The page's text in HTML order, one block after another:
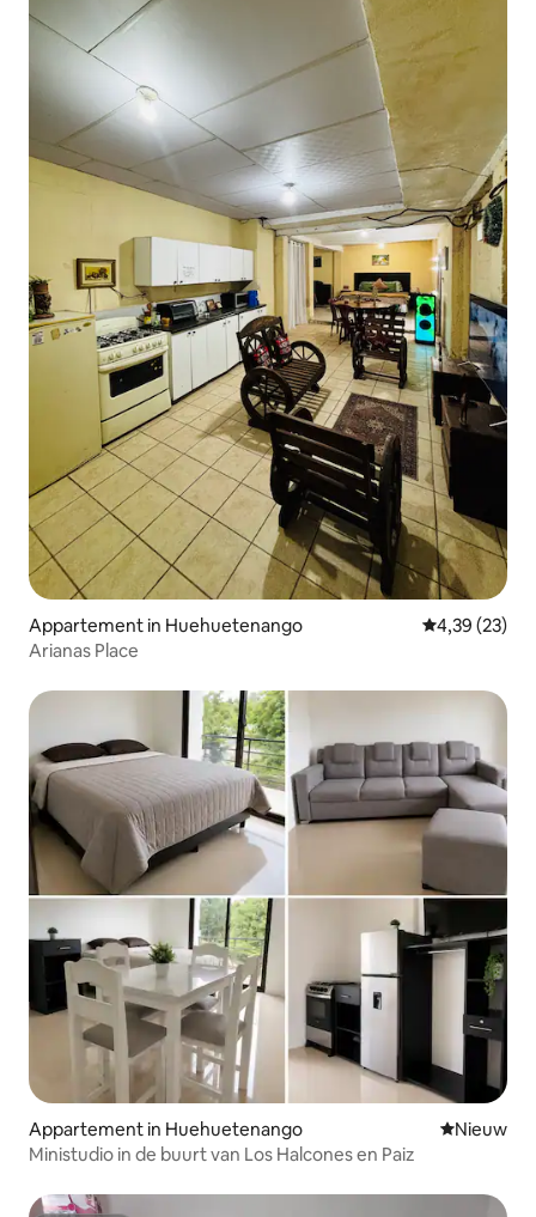
Appartement in Huehuetenango Gemiddelde
4,39 (23)
Arianas Place
Appartement in Huehuetenango Nieuwe
Nieuw
Ministudio in de buurt van Los Halcones en Paiz